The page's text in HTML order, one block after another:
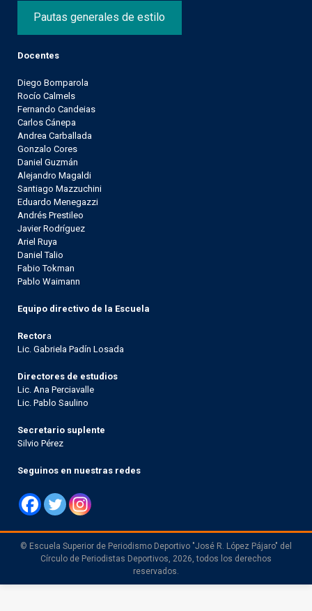
Pautas generales de estilo
Docentes
Diego Bomparola
Rocío Calmels
Fernando Candeias
Carlos Cánepa
Andrea Carballada
Gonzalo Cores
Daniel Guzmán
Alejandro Magaldi
Santiago Mazzuchini
Eduardo Menegazzi
Andrés Prestileo
Javier Rodríguez
Ariel Ruya
Daniel Talio
Fabio Tokman
Pablo Waimann
Equipo directivo de la Escuela
Rectora
Lic. Gabriela Padín Losada
Directores de estudios
Lic. Ana Perciavalle
Lic. Pablo Saulino
Secretario suplente
Silvio Pérez
Seguinos en nuestras redes
© Escuela Superior de Periodismo Deportivo "José R. López Pájaro" del
Círculo de Periodistas Deportivos, 2026, todos los derechos
reservados.